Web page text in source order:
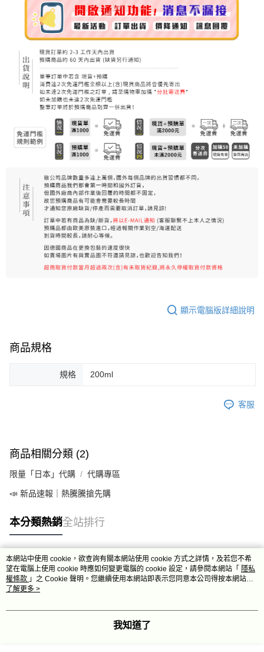
全家取貨付款
每筆NT$80，滿NT$999(含以上)免運費
每筆NT$80，滿NT$999(含以上)免運費
7-11取貨付款
每筆NT$80，滿NT$999(含以上)免運費
7-11純取貨 (先付款
每筆NT$80，滿NT$999(含以上)免運費
每筆NT$100，滿NT$999(含以上)免運費
離島宅配（澎湖、金門、馬祖、小琉球）
每筆NT$250，滿NT$3,000(含以上)免運費
顯示電腦版詳細說明
商品規格
規格 200ml
客服
商品相關分類 (2)
限量「日本」代購 代購專區
📣 新品速報｜熱騰騰搶先購
本分類熱銷全站排行
熱門標籤
本網站中使用 cookie，欲查詢有關本網站使用 cookie 方式之詳情，及若您不希
望在電腦上使用 cookie 時應如何變更電腦的 cookie 設定，請參閱本網站「 隱私
權條款 」之 Cookie 聲明。您繼續使用本網站即表示您同意本公司得按本網站使
用條款之 Cookie 聲明使用 cookie。
了解更多 >
我知道了